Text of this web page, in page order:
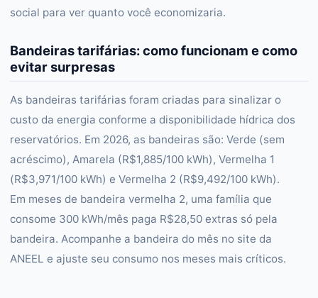
social para ver quanto você economizaria.
Bandeiras tarifárias: como funcionam e como
evitar surpresas
As bandeiras tarifárias foram criadas para sinalizar o
custo da energia conforme a disponibilidade hídrica dos
reservatórios. Em 2026, as bandeiras são: Verde (sem
acréscimo), Amarela (R$1,885/100 kWh), Vermelha 1
(R$3,971/100 kWh) e Vermelha 2 (R$9,492/100 kWh).
Em meses de bandeira vermelha 2, uma família que
consome 300 kWh/mês paga R$28,50 extras só pela
bandeira. Acompanhe a bandeira do mês no site da
ANEEL e ajuste seu consumo nos meses mais críticos.